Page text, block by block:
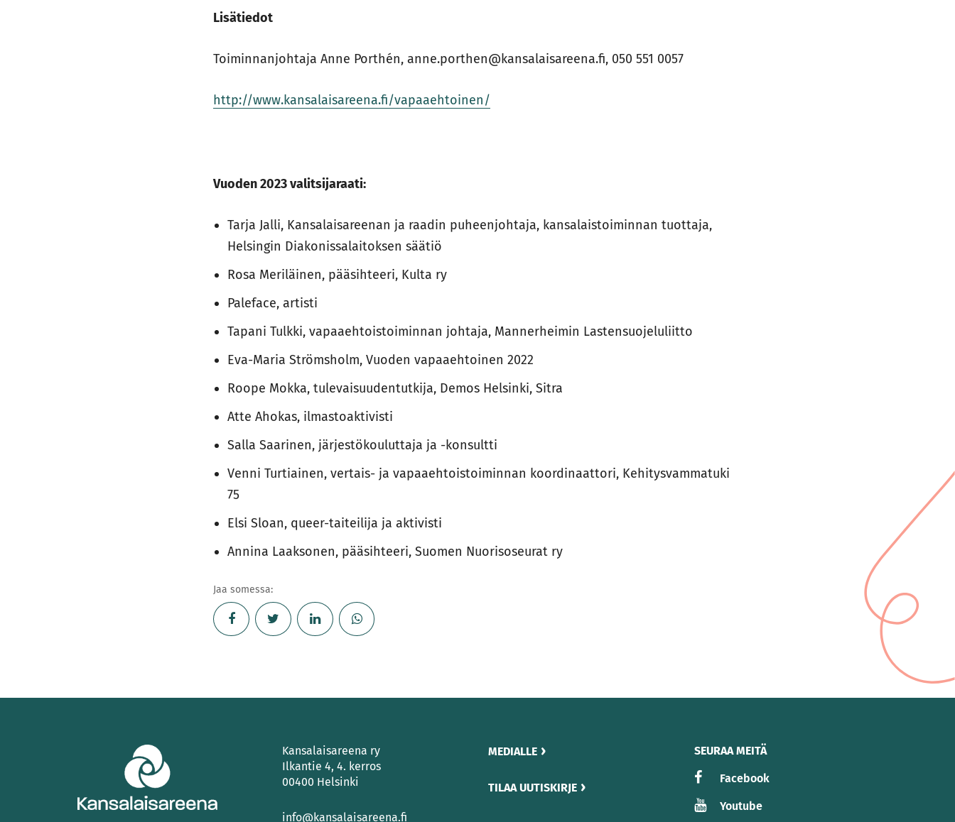
Lisätiedot
Toiminnanjohtaja Anne Porthén, anne.porthen@kansalaisareena.fi, 050 551 0057
http://www.kansalaisareena.fi/vapaaehtoinen/
Vuoden 2023 valitsijaraati:
Tarja Jalli, Kansalaisareenan ja raadin puheenjohtaja, kansalaistoiminnan tuottaja,
Helsingin Diakonissalaitoksen säätiö
Rosa Meriläinen, pääsihteeri, Kulta ry
Paleface, artisti
Tapani Tulkki, vapaaehtoistoiminnan johtaja, Mannerheimin Lastensuojeluliitto
Eva-Maria Strömsholm, Vuoden vapaaehtoinen 2022
Roope Mokka, tulevaisuudentutkija, Demos Helsinki, Sitra
Atte Ahokas, ilmastoaktivisti
Salla Saarinen, järjestökouluttaja ja -konsultti
Venni Turtiainen, vertais- ja vapaaehtoistoiminnan koordinaattori, Kehitysvammatuki
75
Elsi Sloan, queer-taiteilija ja aktivisti
Annina Laaksonen, pääsihteeri, Suomen Nuorisoseurat ry
Jaa somessa:
Kansalaisareena ry
Ilkantie 4, 4. kerros
00400 Helsinki
info@kansalaisareena.fi
MEDIALLE
TILAA UUTISKIRJE
SEURAA MEITÄ
Facebook
Youtube